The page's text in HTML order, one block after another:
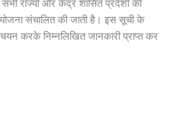
राज्यों और केंद्र शासित प्रदेशों की
संचालित की जाती है। इस सूची के
चयन करके निम्नलिखित जानकारी प्राप्त कर